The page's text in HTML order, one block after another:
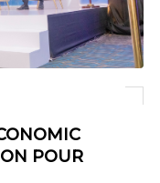
POUR